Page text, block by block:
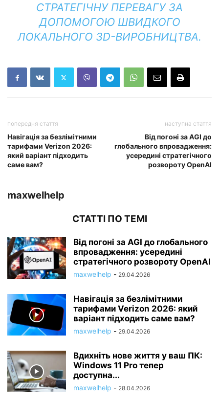
СТРАТЕГІЧНУ ПЕРЕВАГУ ЗА
ДОПОМОГОЮ ШВИДКОГО
ЛОКАЛЬНОГО 3D-ВИРОБНИЦТВА.
попередня стаття
Навігація за безлімітними
тарифами Verizon 2026:
який варіант підходить
саме вам?
наступна стаття
Від погоні за AGI до
глобального впровадження:
усередині стратегічного
розвороту OpenAI
maxwelhelp
СТАТТІ ПО ТЕМІ
Від погоні за AGI до глобального
впровадження: усередині
стратегічного розвороту OpenAI
maxwelhelp - 29.04.2026
Навігація за безлімітними
тарифами Verizon 2026: який
варіант підходить саме вам?
maxwelhelp - 29.04.2026
Вдихніть нове життя у ваш ПК:
Windows 11 Pro тепер
доступна...
maxwelhelp - 28.04.2026